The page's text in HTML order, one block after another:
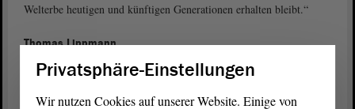
Welterbe heutigen und künftigen Generationen erhalten bleibt.“
Thomas Lippmann
Landtagsabgeordneter, DIE LINKE
Vorheriger – Lieblingsorte Folgender
Privatsphäre-Einstellungen
Wir nutzen Cookies auf unserer Website. Einige von